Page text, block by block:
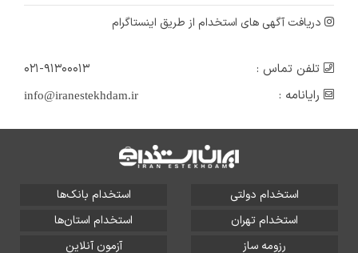
دریافت آگهی های استخدام از طریق اینستاگرام
تلفن تماس :
۰۲۱-۹۱۳۰۰۰۱۳
رایانامه :
info@iranestekhdam.ir
استخدام دولتی
استخدام بانک‌ها
استخدام تهران
استخدام استان‌ها
رزومه ساز
آزمون آنلاین